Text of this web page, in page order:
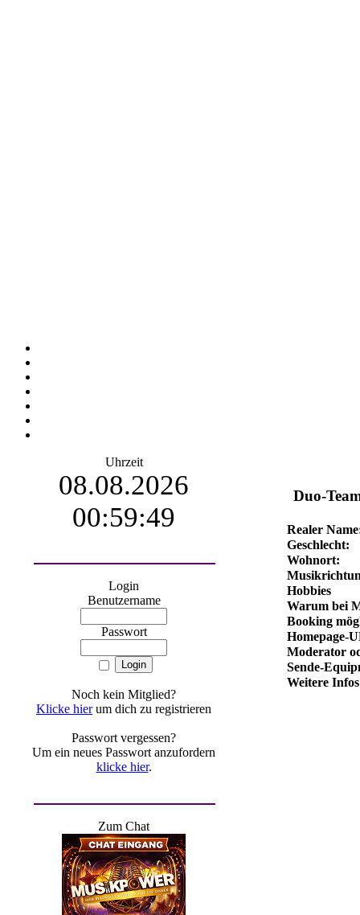
Uhrzeit
08.08.2026
00:59:50
Login
Benutzername
Passwort
Noch kein Mitglied?
Klicke hierum dich zu registrieren
Passwort vergessen?
Um ein neues Passwort anzufordern
klicke hier.
Zum Chat
Duo-
Realer
Geschlecht:
Wohnort:
Hobbies
Warum bei
Booking
Homepage-
Moderator
Sende-
Weitere